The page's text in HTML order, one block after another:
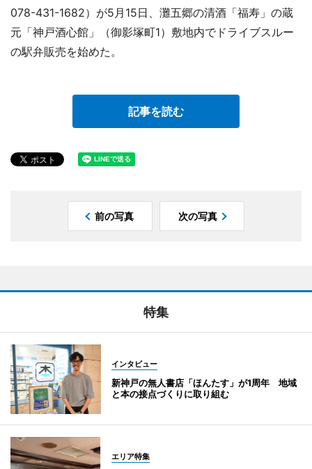
078-431-1682）が5月15日、灘五郷の清酒「福寿」の蔵
元「神戸酒心館」（御影塚町1）敷地内でドライブスルー
の駅弁販売を始めた。
記事を読む
前の写真 次の写真
特集
インタビュー
新神戸の無人書店「ほんたす」が1周年 地域
と本の接点づくりに取り組む
エリア特集